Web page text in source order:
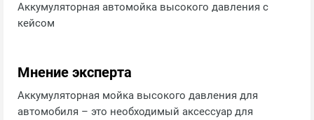
Аккумуляторная автомойка высокого давления с
кейсом
Мнение эксперта
Аккумуляторная мойка высокого давления для
автомобиля – это необходимый аксессуар для